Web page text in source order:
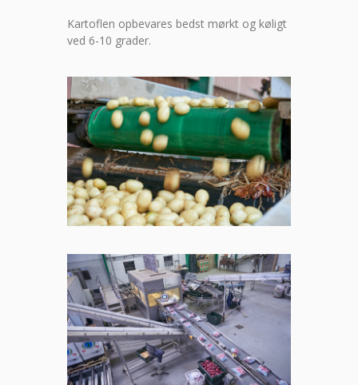
Kartoflen opbevares bedst mørkt og køligt
ved 6-10 grader.